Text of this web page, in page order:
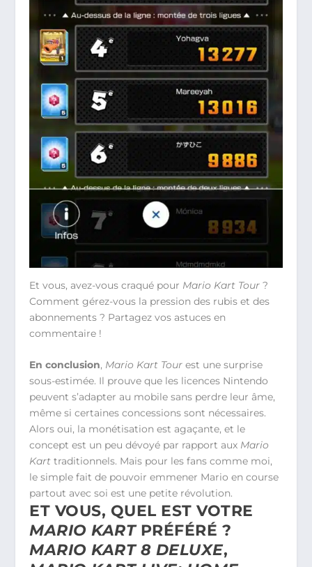
Et vous, avez-vous craqué pour Mario Kart Tour ?
Comment gérez-vous la pression des rubis et des
abonnements ? Partagez vos astuces en
commentaire !
En conclusion, Mario Kart Tour est une surprise
sous-estimée. Il prouve que les licences Nintendo
peuvent s’adapter au mobile sans perdre leur âme,
même si certaines concessions sont nécessaires.
Alors oui, la monétisation est agaçante, et le
concept est un peu dévoyé par rapport aux Mario
Kart traditionnels. Mais pour les fans comme moi,
le simple fait de pouvoir emmener Mario en course
partout avec soi est une petite révolution.
ET VOUS, QUEL EST VOTRE
MARIO KARTPRÉFÉRÉ ?
MARIO KART 8 DELUXE,